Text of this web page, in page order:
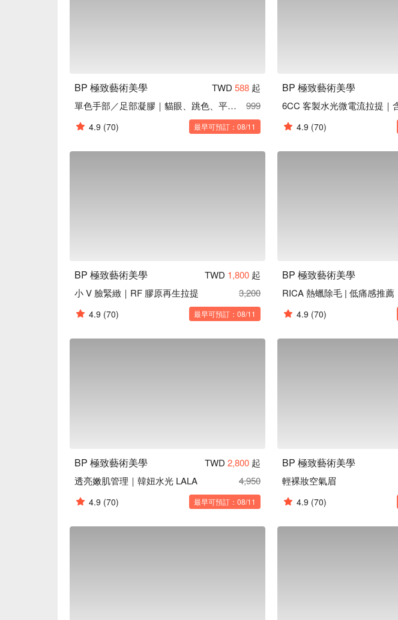
BP 極致藝術美學 TWD 588 起
單色手部／足部凝膠｜貓眼、跳色、平法式、璀璨
999
4.9 (70) 最早可預訂：08/11
BP 極致藝術美學
4.9 (70)
BP 極致藝術美學 TWD 1,800 起
小 V 臉緊緻｜RF 膠原再生拉提
3,200
4.9 (70) 最早可預訂：08/11
BP 極致藝術美學
4.9 (70)
BP 極致藝術美學 TWD 2,800 起
透亮嫩肌管理｜韓妞水光 LALA
4,950
4.9 (70) 最早可預訂：08/11
BP 極致藝術美學
輕裸妝空氣眉
4.9 (70)